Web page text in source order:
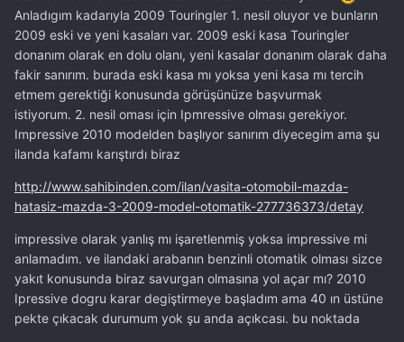
Anladıgım kadarıyla 2009 Touringler 1. nesil oluyor ve bunların
2009 eski ve yeni kasaları var. 2009 eski kasa Touringler
donanım olarak en dolu olanı, yeni kasalar donanım olarak daha
fakir sanırım. burada eski kasa mı yoksa yeni kasa mı tercih
etmem gerektiği konusunda görüşünüze başvurmak
istiyorum. 2. nesil oması için Ipmressive olması gerekiyor.
Impressive 2010 modelden başlıyor sanırım diyecegim ama şu
ilanda kafamı karıştırdı biraz
http://www.sahibinden.com/ilan/vasita-otomobil-mazda-
hatasiz-mazda-3-2009-model-otomatik-277736373/detay
impressive olarak yanlış mı işaretlenmiş yoksa impressive mi
anlamadım. ve ilandaki arabanın benzinli otomatik olması sizce
yakıt konusunda biraz savurgan olmasına yol açar mı? 2010
Ipressive dogru karar degiştirmeye başladım ama 40 ın üstüne
pekte çıkacak durumum yok şu anda açıkcası. bu noktada